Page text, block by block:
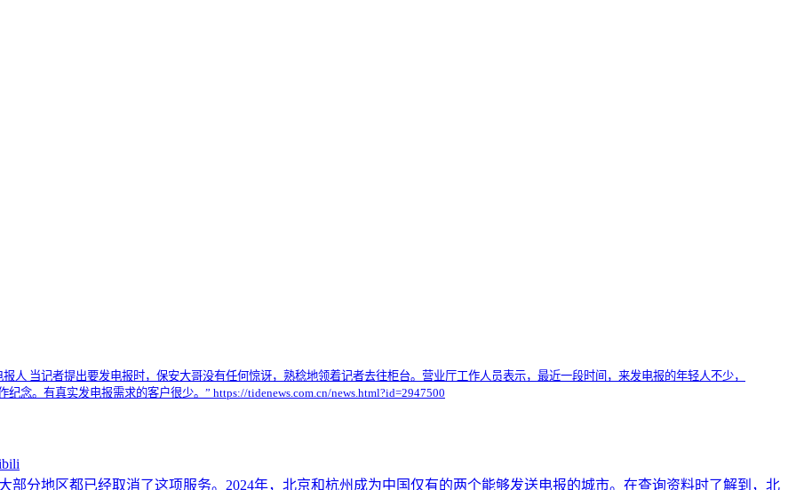
人 当记者提出要发电报时，保安大哥没有任何惊讶，熟稔地领着记者去往柜台。营业厅工作人员表示，最近一段时间，来发电报的年轻人不少，
念。有真实发电报需求的客户很少。” https://tidenews.com.cn/news.html?id=2947500
部分地区都已经取消了这项服务。2024年，北京和杭州成为中国仅有的两个能够发送电报的城市。在查询资料时了解到，北